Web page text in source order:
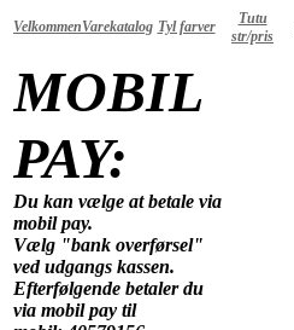
VelkommenVarekatalog Tyl farver
Tutu
str/pris
MOBIL
PAY:
Du kan vælge at betale via
mobil pay.
Vælg "bank overførsel"
ved udgangs kassen.
Efterfølgende betaler du
via mobil pay til